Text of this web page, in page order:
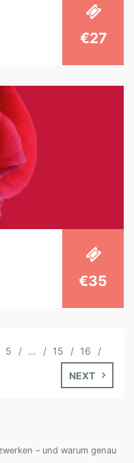
€27
€35
5 … 15
16
NEXT
– und warum genau